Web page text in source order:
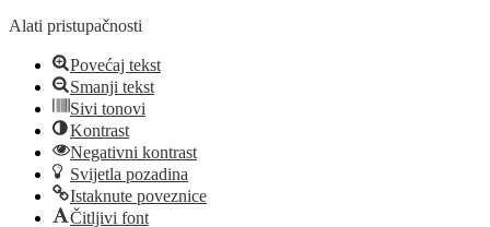
Alati pristupačnosti
Povećaj tekst
Smanji tekst
Sivi tonovi
Kontrast
Negativni kontrast
Svijetla pozadina
Istaknute poveznice
Čitljivi font